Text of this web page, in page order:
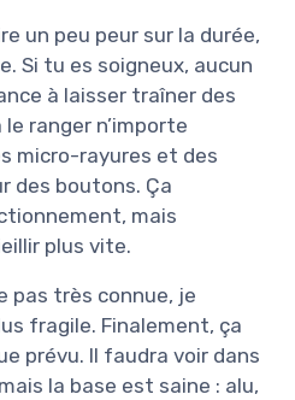
un peu peur sur la durée,
Si tu es soigneux, aucun
à laisser traîner des
ranger n’importe
micro-rayures et des
des boutons. Ça
mais
plus vite.
pas très connue, je
fragile. Finalement, ça
prévu. Il faudra voir dans
la base est saine : alu,